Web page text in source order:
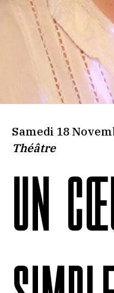
Samedi 18
Théâtre
UN